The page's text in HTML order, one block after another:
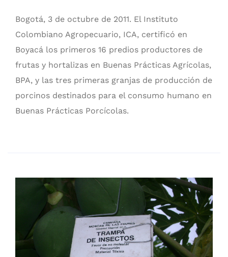
Bogotá, 3 de octubre de 2011. El Instituto
Colombiano Agropecuario, ICA, certificó en
Boyacá los primeros 16 predios productores de
frutas y hortalizas en Buenas Prácticas Agrícolas,
BPA, y las tres primeras granjas de producción de
porcinos destinados para el consumo humano en
Buenas Prácticas Porcícolas.